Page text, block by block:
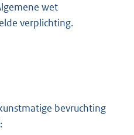
wet
verplichting.
bevruchting